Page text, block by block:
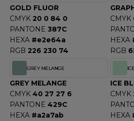
GOLD FLUOR
CMYK 20 0 84 0
PANTONE 387C
HEXA #e2e64a
RGB 226 230 74
CMYK
HEXA
RGB
GREY MELANGE
GREY MELANGE
CMYK 40 27 27 6
PANTONE 429C
HEXA #a2a7ab
ICE
CMYK
HEXA